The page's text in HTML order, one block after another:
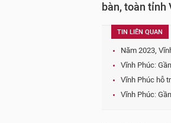
bàn, toàn tỉnh
TIN LIÊN QUAN
Năm 2023,
Vĩnh Phúc:
Vĩnh Phúc hỗ
Vĩnh Phúc: